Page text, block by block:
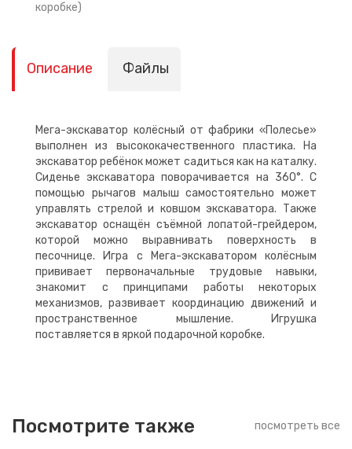
коробке)
Описание Файлы
Мега-экскаватор колёсный от фабрики «Полесье»
выполнен из высококачественного пластика. На
экскаватор ребёнок может садиться как на каталку.
Сиденье экскаватора поворачивается на 360°. С
помощью рычагов малыш самостоятельно может
управлять стрелой и ковшом экскаватора. Также
экскаватор оснащён съёмной лопатой-грейдером,
которой можно выравнивать поверхность в
песочнице. Игра с Мега-экскаватором колёсным
прививает первоначальные трудовые навыки,
знакомит с принципами работы некоторых
механизмов, развивает координацию движений и
пространственное мышление. Игрушка
поставляется в яркой подарочной коробке.
Посмотрите также посмотреть все